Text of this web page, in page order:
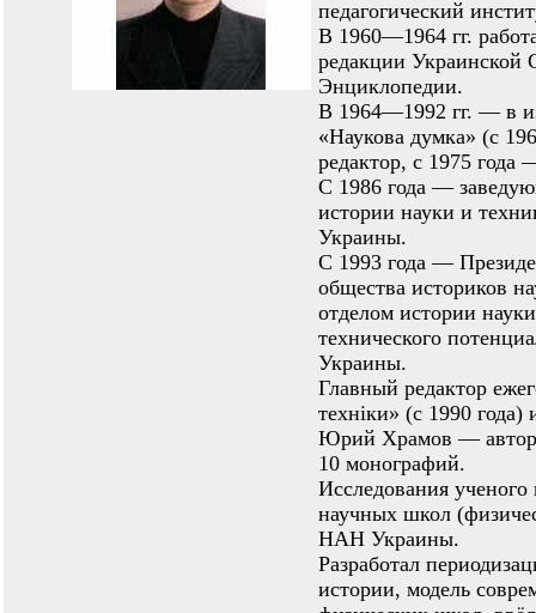
педагогический
В 1960—1964 гг.
редакции Украинской
Энциклопедии.
В 1964—1992 гг. — в
«Наукова думка» (с
редактор, с 1975 года
С 1986 года —
истории науки и
Украины.
С 1993 года —
общества историков
отделом истории
технического
Украины.
Главный редактор
техніки» (с 1990 года)
Юрий Храмов — автор
10 монографий.
Исследования
научных школ
НАН Украины.
Разработал
истории, модель